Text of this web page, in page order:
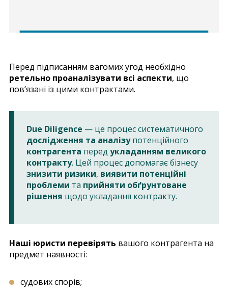
Перед підписанням вагомих угод необхідно
ретельно проаналізувати всі аспекти, що
пов’язані із цими контрактами.
Due Diligence — це процес систематичного
дослідження та аналізупотенційного
контрагента перед укладанням великого
контракту. Цей процес допомагає бізнесу
знизити ризики, виявити потенційні
проблеми та прийняти обґрунтоване
рішення щодо укладання контракту.
Наші юристи перевірять вашого контрагента на
предмет наявності:
судових спорів;